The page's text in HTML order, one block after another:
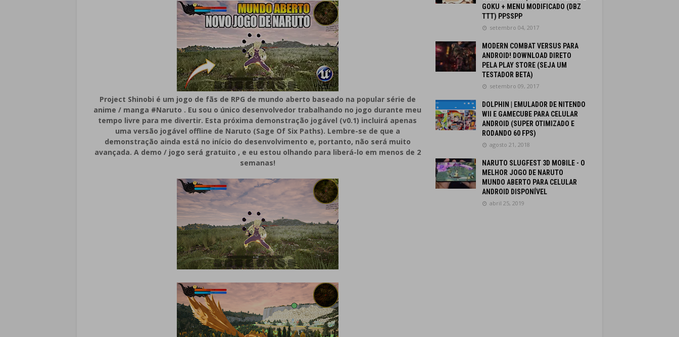
Project Shinobi é um jogo de fãs de RPG de mundo aberto baseado na popular série de
anime / manga #Naruto . Eu sou o único desenvolvedor trabalhando no jogo durante meu
tempo livre para me divertir. Esta próxima demonstração jogável (v0.1) incluirá apenas
uma versão jogável offline de Naruto (Sage Of Six Paths). Lembre-se de que a
demonstração ainda está no início do desenvolvimento e, portanto, não será muito
avançada. A demo / jogo será gratuito , e eu estou olhando para liberá-lo em menos de 2
semanas!
GOKU + MENU MODIFICADO (DBZ
TTT) PPSSPP
setembro 04, 2017
MODERN COMBAT VERSUS PARA
ANDROID! DOWNLOAD DIRETO
PELA PLAY STORE (SEJA UM
TESTADOR BETA)
setembro 09, 2017
DOLPHIN | EMULADOR DE NITENDO
WII E GAMECUBE PARA CELULAR
ANDROID (SUPER OTIMIZADO E
RODANDO 60 FPS)
agosto 21, 2018
NARUTO SLUGFEST 3D MOBILE - O
MELHOR JOGO DE NARUTO
MUNDO ABERTO PARA CELULAR
ANDROID DISPONÍVEL
abril 25, 2019